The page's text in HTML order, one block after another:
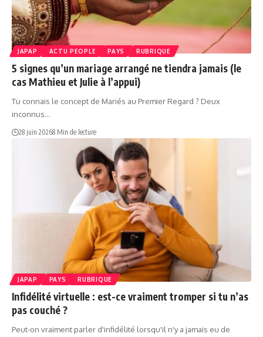
JAPAP ACTU PEOPLE PAYS RUBRIQUE
5 signes qu’un mariage arrangé ne tiendra jamais (le
cas Mathieu et Julie à l’appui)
Tu connais le concept de Mariés au Premier Regard ? Deux
inconnus…
28 juin 20268 Min de lecture
JAPAP PAYS RUBRIQUE
Infidélité virtuelle : est-ce vraiment tromper si tu n’as
pas couché ?
Peut-on vraiment parler d'infidélité lorsqu'il n'y a jamais eu de